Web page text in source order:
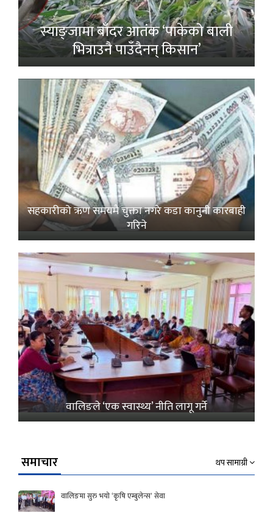
स्याङ्जामा बाँदर आतंक ‘पाकेको बाली
भित्राउनै पाउँदैनन् किसान’
सहकारीको ऋण समयमै चुक्ता नगरे कडा कानुनी कारबाही
गरिने
वालिङले ‘एक स्वास्थ्य’ नीति लागू गर्ने
समाचार थप सामाग्री
वालिङमा सुरु भयो ‘कृषि एम्बुलेन्स’ सेवा